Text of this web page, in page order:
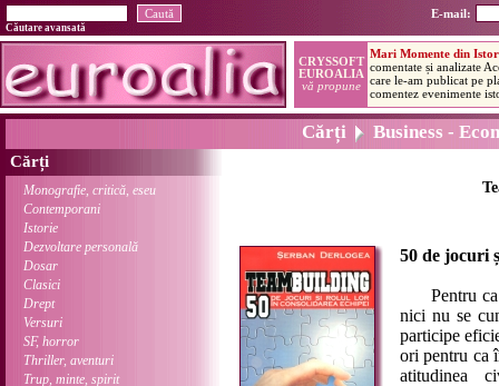
E-mail:
Căutare avansată
Cărți Business -
Cărți
Monografie, critică, eseu
Contemporani
Istorie
Dezvoltare personală
Dosar
Clasici
Drept
Versuri
SF, horror
Thriller, aventuri
Trup, minte, spirit
50 de jocuri
Pentru ca
nici nu se
participe
ori pentru ca
atitudinea